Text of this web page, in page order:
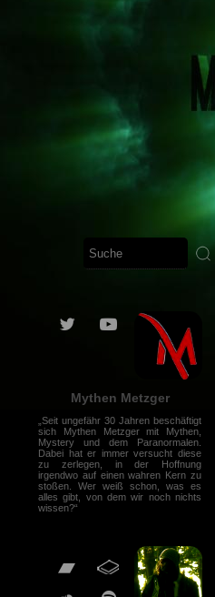
Mythen Metzger
„Seit ungefähr 30 Jahren beschäftigt
sich Mythen Metzger mit Mythen,
Mystery und dem Paranormalen.
Dabei hat er immer versucht diese
zu zerlegen, in der Hoffnung
irgendwo auf einen wahren Kern zu
stoßen. Wer weiß schon, was es
alles gibt, von dem wir noch nichts
wissen?“